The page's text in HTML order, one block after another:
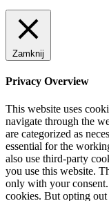
Zamknij
Privacy Overview
This website uses
navigate through the
are categorized as
essential for the
also use third-party
you use this website.
only with your
cookies. But opting out